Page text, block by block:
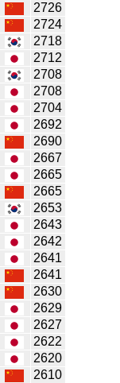
2726
2724
2718
2712
2708
2708
2704
2692
2690
2667
2665
2665
2653
2643
2642
2641
2641
2630
2629
2627
2622
2620
2610